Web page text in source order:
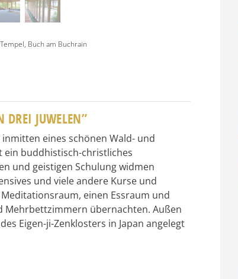
Buch am Buchrain
DREI JUWELEN”
eines schönen Wald- und
ein buddhistisch-christliches
und geistigen Schulung widmen
und viele andere Kurse und
einen Essraum und
Mehrbettzimmern übernachten. Außen
Eigen-ji-Zenklosters in Japan angelegt